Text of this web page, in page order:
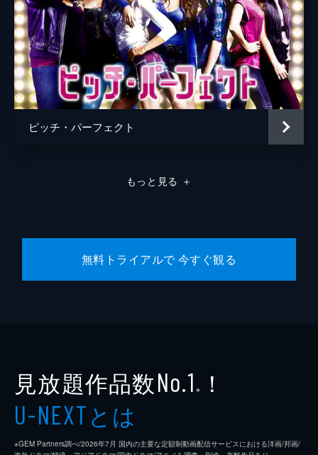
ピッチ・パーフェクト
もっと見る ＋
無料トライアルで 今すぐ観る
見放題作品数No.1 ※ ！
U-NEXTとは
※GEM Partners調べ/2026年7⽉ 国内の主要な定額制動画配信サービスにおける洋画/邦画/